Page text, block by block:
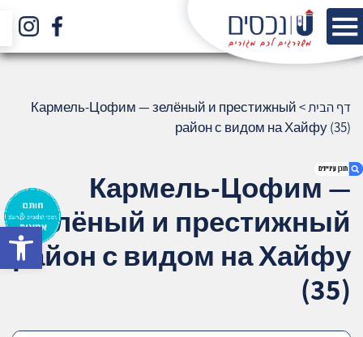
1. Кармель-Цофим — зелёный и
престижный район с видом на Хайфу (35)
2. אודות U נכסים
3. שאלתם ? ענינו !
דף הבית>
Кармель-Цофим — зелёный и престижный
район с видом на Хайфу (35)
Кармель-Цофим —
зелёный и престижный
район с видом на Хайфу
(35)